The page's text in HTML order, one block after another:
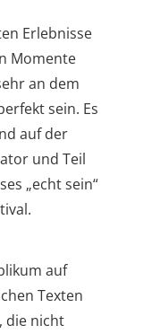
Erlebnisse
Momente
an dem
sein. Es
auf der
und Teil
„echt sein“
auf
Texten
die nicht